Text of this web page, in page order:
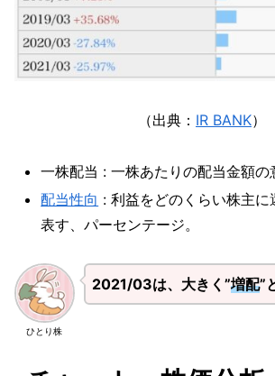
（出典： IR BANK）
一株配当 : 一株あたりの配当金額の
配当性向 : 利益をどのくらい株主に
表す、パーセンテージ。
ひとり株
2021/03は、大きく”増配”